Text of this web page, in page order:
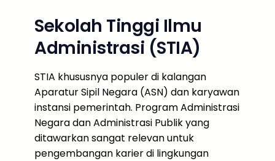
Sekolah Tinggi Ilmu
Administrasi (STIA)
STIA khususnya populer di kalangan
Aparatur Sipil Negara (ASN) dan karyawan
instansi pemerintah. Program Administrasi
Negara dan Administrasi Publik yang
ditawarkan sangat relevan untuk
pengembangan karier di lingkungan